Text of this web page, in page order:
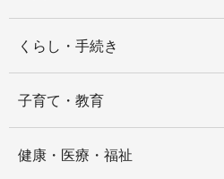
くらし・手続き
子育て・教育
健康・医療・福祉